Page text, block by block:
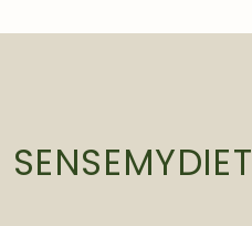
SENSEMYDIET